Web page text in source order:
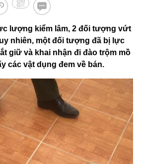
lượng kiểm lâm, 2 đối tượng vứt
nhiên, một đối tượng đã bị lực
giữ và khai nhận đi đào trộm mồ
các vật dụng đem về bán.